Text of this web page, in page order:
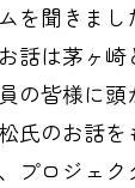
を聞きま
話は茅ヶ
の皆様に
氏のお話
プロジェク